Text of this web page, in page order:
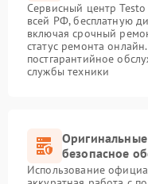
Сервисный центр Testo
всей РФ, бесплатную
включая срочный
статус ремонта
постгарантийное
службы техники
безопасное
Использование